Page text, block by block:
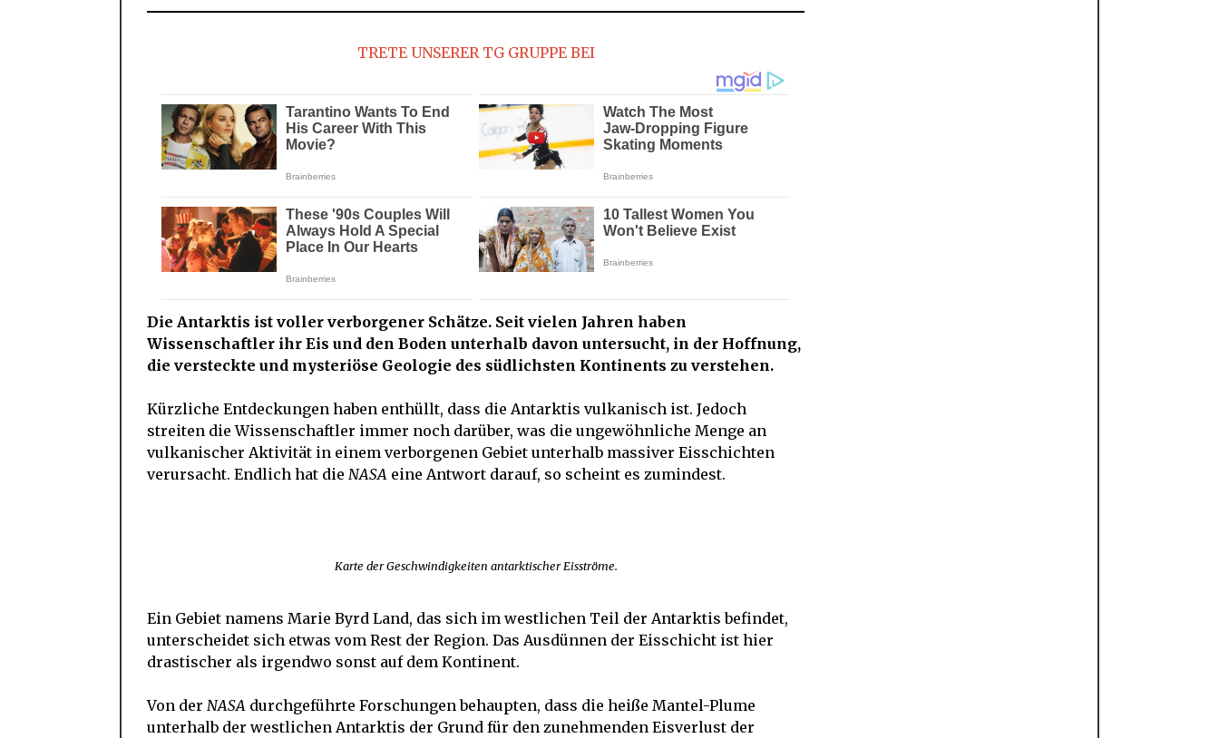
29,
TRETE UNSERER TG GRUPPE BEI
Die Antarktis ist voller verborgener Schätze. Seit vielen Jahren haben
Wissenschaftler ihr Eis und den Boden unterhalb davon untersucht, in der Hoffnung,
die versteckte und mysteriöse Geologie des südlichsten Kontinents zu verstehen.
Kürzliche Entdeckungen haben enthüllt, dass die Antarktis vulkanisch ist. Jedoch
streiten die Wissenschaftler immer noch darüber, was die ungewöhnliche Menge an
vulkanischer Aktivität in einem verborgenen Gebiet unterhalb massiver Eisschichten
verursacht. Endlich hat die NASA eine Antwort darauf, so scheint es zumindest.
Karte der Geschwindigkeiten antarktischer Eisströme.
Ein Gebiet namens Marie Byrd Land, das sich im westlichen Teil der Antarktis befindet,
unterscheidet sich etwas vom Rest der Region. Das Ausdünnen der Eisschicht ist hier
drastischer als irgendwo sonst auf dem Kontinent.
Von der NASA durchgeführte Forschungen behaupten, dass die heiße Mantel-Plume
unterhalb der westlichen Antarktis der Grund für den zunehmenden Eisverlust der